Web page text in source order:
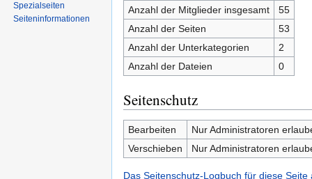
Anzahl der Mitglieder insgesamt
55
Anzahl der Seiten
53
Anzahl der Unterkategorien
2
Anzahl der Dateien
0
Seitenschutz
Bearbeiten
Nur Administratoren
Verschieben
Nur Administratoren
Das Seitenschutz-Logbuch für diese Seite
Spezialseiten
Seiten­informationen